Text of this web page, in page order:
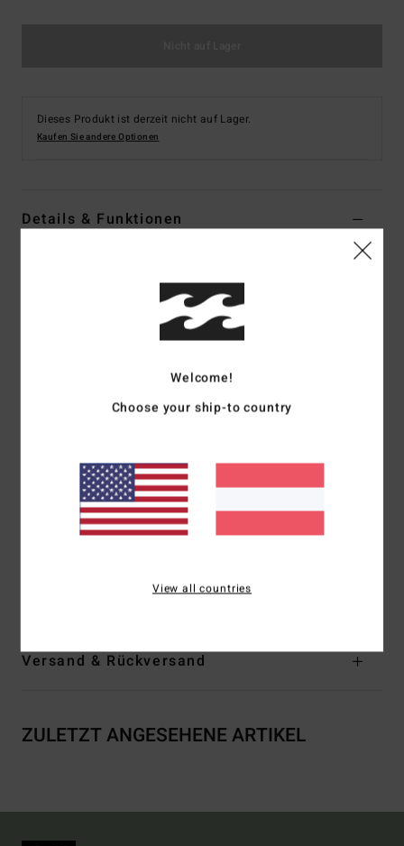
Dieses Produkt ist derzeit nicht auf Lager.
Kaufen Sie andere Optionen
Details & Funktionen
Farbcodebsd
„Emerald Visions"-Kollektion
recycelter Baumwolle und 20 % recyceltem Polyester
Kragen:Kapuzenkragen
Ärmel:Lange Ärmel
Verschluss:Pullover-Style
Logo:Druckgrafik mit weicher Farbe
recycelte Baumwolle, 20 % recycelter Polyester
Versand & Rückversand
ZULETZT ANGESEHENE ARTIKEL
Welcome!
Choose your ship-to country
View all countries